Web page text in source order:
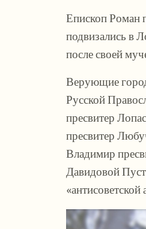
Епископ Роман
подвизались в
после своей
Верующие
Русской
пресвитер
пресвитер
Владимир
Давидовой